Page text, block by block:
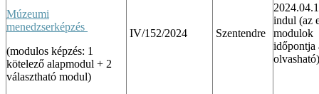
Múzeumi
menedzserképzés
(modulos képzés: 1
kötelező alapmodul + 2
választható modul)
IV/152/2024 Szentendre
indul (az
modulok
időpontja
olvasható)